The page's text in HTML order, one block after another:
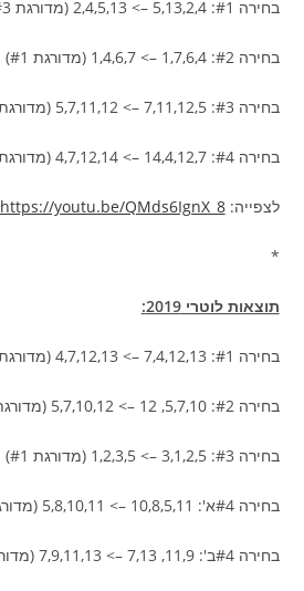
בחירה #1: 5,13,2,4 –> 2,4,5,13 (מדורגת #3)
בחירה #2: 1,7,6,4 –> 1,4,6,7 (מדורגת #1)
בחירה #3: 7,11,12,5 –> 5,7,11,12 (מדורגת #8)
בחירה #4: 14,4,12,7 –> 4,7,12,14 (מדורגת #7)
לצפייה:https://youtu.be/QMds6IgnX_8
*
תוצאות לוטרי 2019:
בחירה #1: 7,4,12,13 –> 4,7,12,13 (מדורגת #7)
בחירה #2: 5,7,10, 12 –> 5,7,10,12 (מדורגת #8)
בחירה #3: 3,1,2,5 –> 1,2,3,5 (מדורגת #1)
בחירה #4א': 10,8,5,11 –> 5,8,10,11 (מדורגת #8)
בחירה #4ב': 11,9, 7,13 –> 7,9,11,13 (מדורגת #11)